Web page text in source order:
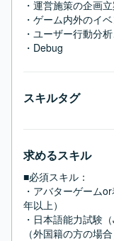
・運営施策の企画
・ゲーム内外のイ
・ユーザー行動分
・Debug
スキルタグ
求めるスキル
■必須スキル：
・アバターゲーム
年以上）
・日本語能力試験
（外国籍の方の場合